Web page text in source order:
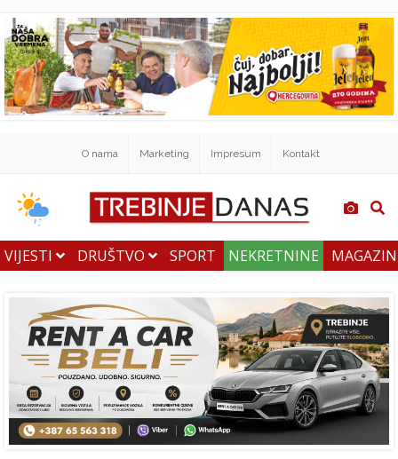
O nama Marketing Impresum Kontakt
VIJESTI DRUŠTVO SPORT NEKRETNINE